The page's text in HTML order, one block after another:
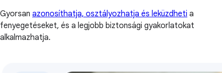
Gyorsan azonosíthatja, osztályozhatja és leküzdheti a
fenyegetéseket, és a legjobb biztonsági gyakorlatokat
alkalmazhatja.